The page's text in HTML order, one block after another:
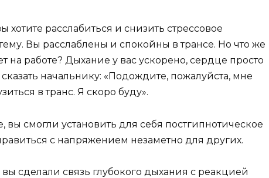
хотите расслабиться и снизить стрессовое
Вы расслаблены и спокойны в трансе. Но что же
на работе? Дыхание у вас ускорено, сердце просто
начальнику: «Подождите, пожалуйста, мне
в транс. Я скоро буду».
вы смогли установить для себя постгипнотическое
с напряжением незаметно для других.
сделали связь глубокого дыхания с реакцией